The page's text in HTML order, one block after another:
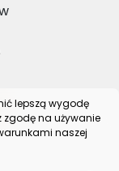
lepszą wygodę
zgodę na używanie
naszej